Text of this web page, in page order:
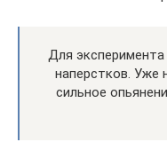
Для
наперстков. Уже
сильное